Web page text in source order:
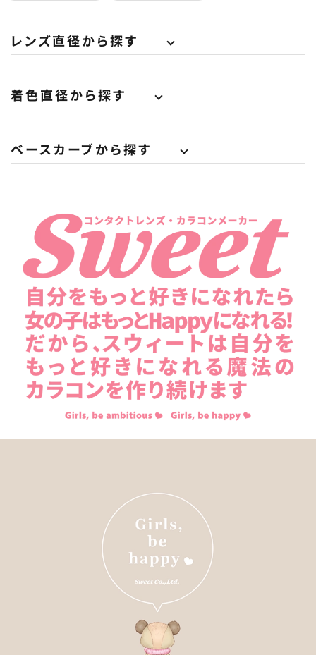
レンズ直径から探す
着色直径から探す
ベースカーブから探す